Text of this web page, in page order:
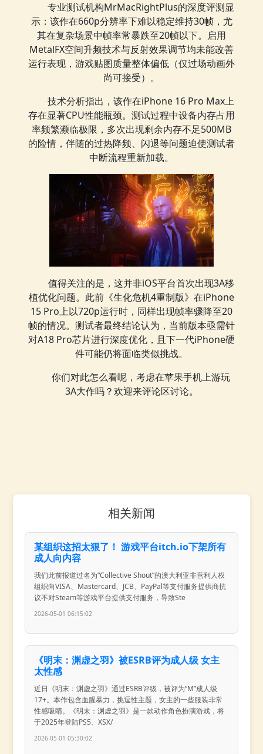
专业测试机构MrMacRightPlus的深度评测显
示：该作在660p分辨率下难以稳定维持30帧，尤
其在复杂场景中帧率常暴跌至20帧以下。启用
MetalFX空间升频技术与反射效果调节均未能改善
运行表现，游戏贴图质量整体偏低（仅过场动画外
尚可接受）。
技术分析指出，该作在iPhone 16 Pro Max上
存在显著CPU性能瓶颈。测试过程中设备内存占用
率频繁濒临极限，多次出现剩余内存不足500MB
的险情，伴随的过热降频、闪退等问题迫使测试者
中断流程重新加载。
值得关注的是，这并非iOS平台首次出现3A移
植优化问题。此前《生化危机4重制版》在iPhone
15 Pro上以720p运行时，同样出现帧率骤降至20
帧的情况。测试者最终结论认为，当前版本亟需针
对A18 Pro芯片进行深度优化，且下一代iPhone硬
件可能仍将面临类似挑战。
你们对此怎么看呢，考虑在苹果手机上游玩
3A大作吗？欢迎来评论区讨论。
相关新闻
某组织这招太狠了！ 游戏平台itch.io下架所有
成人向内容
我们此前报道过名为“Collective Shout”的澳大利亚非营利人权
组织向VISA、Mastercard、JCB、PayPal等支付服务提供商抗
议不对Steam等游戏平台提供支付服务，导致Ste
2026-05-01 06:15:02
《明末：渊虚之羽》被ESRB评为成人级 女主
太性感
近日《明末：渊虚之羽》通过ESRB评级，被评为“M”成人级
17+。本作包含血腥暴力，挑逗性主题，女主的一些服装非常
性感吸睛。《明末：渊虚之羽》是一款动作角色扮演游戏，将
于2025年登陆PS5、XSX/
2026-05-01 05:30:02